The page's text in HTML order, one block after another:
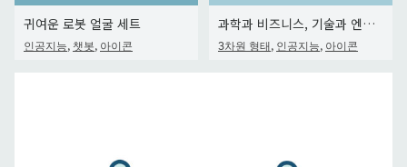
귀여운 로봇 얼굴 세트
인공지능, 챗봇, 아이콘
과학과 비즈니스, 기술과 엔지니어링 개념에서 AI의 3d 벡터 아이콘입니다.
3차원 형태, 인공지능, 아이콘